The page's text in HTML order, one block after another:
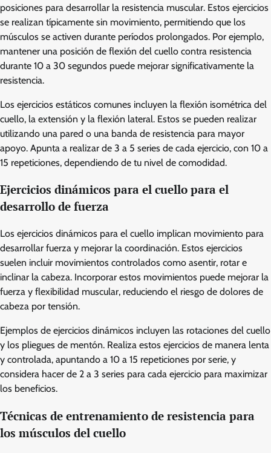
posiciones para desarrollar la resistencia muscular. Estos ejercicios
se realizan típicamente sin movimiento, permitiendo que los
músculos se activen durante períodos prolongados. Por ejemplo,
mantener una posición de flexión del cuello contra resistencia
durante 10 a 30 segundos puede mejorar significativamente la
resistencia.
Los ejercicios estáticos comunes incluyen la flexión isométrica del
cuello, la extensión y la flexión lateral. Estos se pueden realizar
utilizando una pared o una banda de resistencia para mayor
apoyo. Apunta a realizar de 3 a 5 series de cada ejercicio, con 10 a
15 repeticiones, dependiendo de tu nivel de comodidad.
Ejercicios dinámicos para el cuello para el
desarrollo de fuerza
Los ejercicios dinámicos para el cuello implican movimiento para
desarrollar fuerza y mejorar la coordinación. Estos ejercicios
suelen incluir movimientos controlados como asentir, rotar e
inclinar la cabeza. Incorporar estos movimientos puede mejorar la
fuerza y flexibilidad muscular, reduciendo el riesgo de dolores de
cabeza por tensión.
Ejemplos de ejercicios dinámicos incluyen las rotaciones del cuello
y los pliegues de mentón. Realiza estos ejercicios de manera lenta
y controlada, apuntando a 10 a 15 repeticiones por serie, y
considera hacer de 2 a 3 series para cada ejercicio para maximizar
los beneficios.
Técnicas de entrenamiento de resistencia para
los músculos del cuello